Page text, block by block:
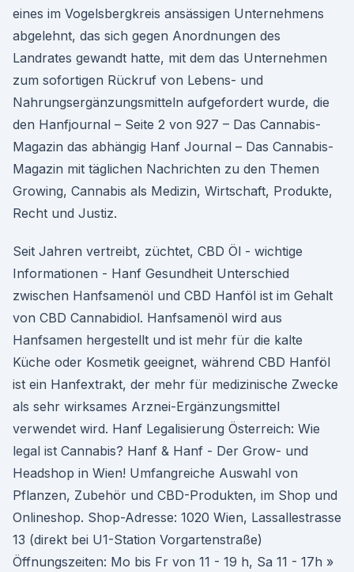
eines im Vogelsbergkreis ansässigen Unternehmens
abgelehnt, das sich gegen Anordnungen des
Landrates gewandt hatte, mit dem das Unternehmen
zum sofortigen Rückruf von Lebens- und
Nahrungsergänzungsmitteln aufgefordert wurde, die
den Hanfjournal – Seite 2 von 927 – Das Cannabis-
Magazin das abhängig Hanf Journal – Das Cannabis-
Magazin mit täglichen Nachrichten zu den Themen
Growing, Cannabis als Medizin, Wirtschaft, Produkte,
Recht und Justiz.
Seit Jahren vertreibt, züchtet, CBD Öl - wichtige
Informationen - Hanf Gesundheit Unterschied
zwischen Hanfsamenöl und CBD Hanföl ist im Gehalt
von CBD Cannabidiol. Hanfsamenöl wird aus
Hanfsamen hergestellt und ist mehr für die kalte
Küche oder Kosmetik geeignet, während CBD Hanföl
ist ein Hanfextrakt, der mehr für medizinische Zwecke
als sehr wirksames Arznei-Ergänzungsmittel
verwendet wird. Hanf Legalisierung Österreich: Wie
legal ist Cannabis? Hanf & Hanf - Der Grow- und
Headshop in Wien! Umfangreiche Auswahl von
Pflanzen, Zubehör und CBD-Produkten, im Shop und
Onlineshop. Shop-Adresse: 1020 Wien, Lassallestrasse
13 (direkt bei U1-Station Vorgartenstraße)
Öffnungszeiten: Mo bis Fr von 11 - 19 h, Sa 11 - 17h »